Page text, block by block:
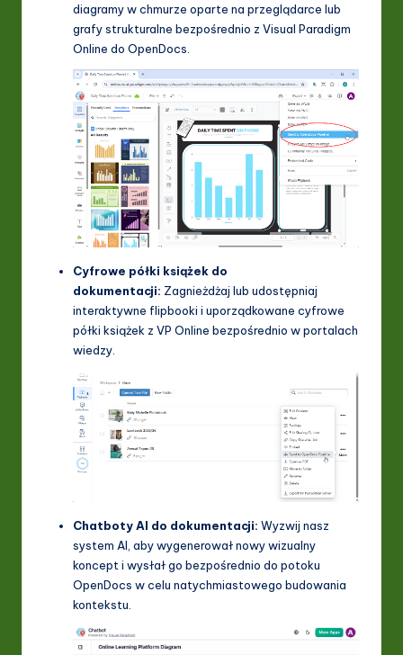
diagramy w chmurze oparte na przeglądarce lub
grafy strukturalne bezpośrednio z Visual Paradigm
Online do OpenDocs.
Cyfrowe półki książek do
dokumentacji: Zagnieżdżaj lub udostępniaj
interaktywne flipbooki i uporządkowane cyfrowe
półki książek z VP Online bezpośrednio w portalach
wiedzy.
Chatboty AI do dokumentacji: Wyzwij nasz
system AI, aby wygenerował nowy wizualny
koncept i wysłał go bezpośrednio do potoku
OpenDocs w celu natychmiastowego budowania
kontekstu.